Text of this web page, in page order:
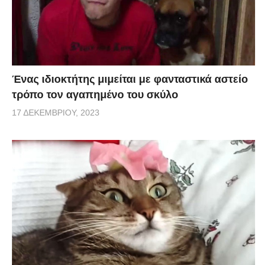
Ένας ιδιοκτήτης μιμείται με φανταστικά αστείο
τρόπο τον αγαπημένο του σκύλο
17 ΔΕΚΕΜΒΡΊΟΥ, 2023